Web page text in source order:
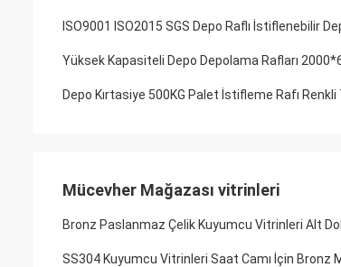
ISO9001 ISO2015 SGS Depo Raflı İstiflenebilir
Yüksek Kapasiteli Depo Depolama Rafları
Depo Kırtasiye 500KG Palet İstifleme Rafı Renkli
Mücevher Mağazası vitrinleri
Bronz Paslanmaz Çelik Kuyumcu Vitrinleri Alt
SS304 Kuyumcu Vitrinleri Saat Camı İçin Bronz